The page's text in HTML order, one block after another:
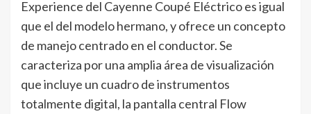
Experience del Cayenne Coupé Eléctrico es igual
que el del modelo hermano, y ofrece un concepto
de manejo centrado en el conductor. Se
caracteriza por una amplia área de visualización
que incluye un cuadro de instrumentos
totalmente digital, la pantalla central Flow